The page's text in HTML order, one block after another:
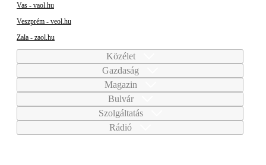
Vas - vaol.hu
Veszprém - veol.hu
Zala - zaol.hu
Közélet
Gazdaság
Magazin
Bulvár
Szolgáltatás
Rádió